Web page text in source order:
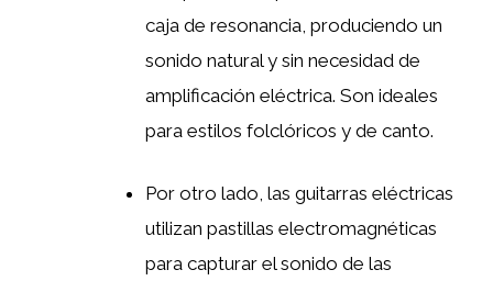
caja de resonancia, produciendo un
sonido natural y sin necesidad de
amplificación eléctrica. Son ideales
para estilos folclóricos y de canto.
Por otro lado, las guitarras eléctricas
utilizan pastillas electromagnéticas
para capturar el sonido de las